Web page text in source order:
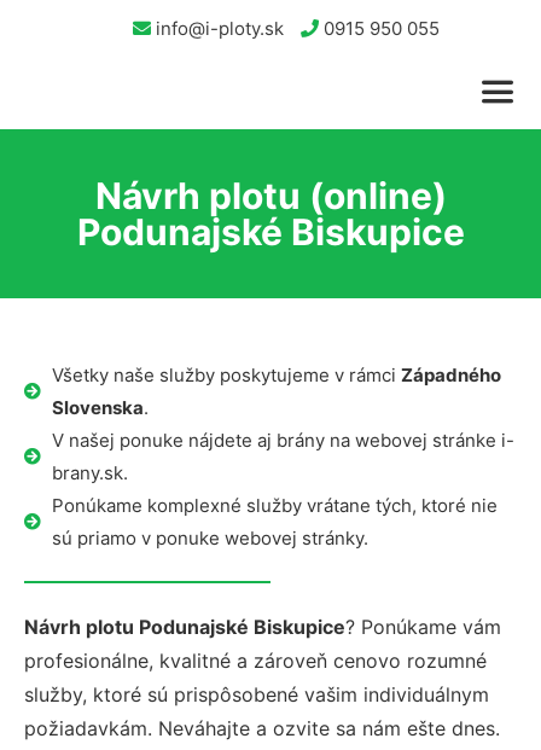
info@i-ploty.sk 0915 950 055
Návrh plotu (online)
Podunajské Biskupice
Všetky naše služby poskytujeme v rámci Západného
Slovenska.
V našej ponuke nájdete aj brány na webovej stránke i-
brany.sk.
Ponúkame komplexné služby vrátane tých, ktoré nie
sú priamo v ponuke webovej stránky.
Návrh plotu Podunajské Biskupice? Ponúkame vám
profesionálne, kvalitné a zároveň cenovo rozumné
služby, ktoré sú prispôsobené vašim individuálnym
požiadavkám. Neváhajte a ozvite sa nám ešte dnes.